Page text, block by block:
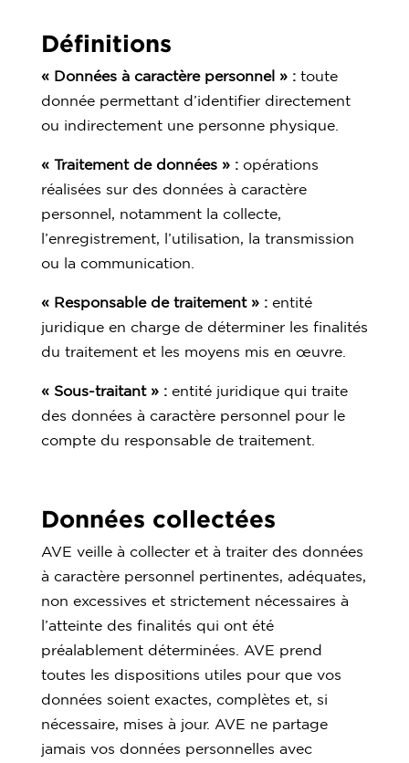
Définitions
« Données à caractère personnel » :toute
donnée permettant d’identifier directement
ou indirectement une personne physique.
« Traitement de données » :opérations
réalisées sur des données à caractère
personnel, notamment la collecte,
l’enregistrement, l’utilisation, la transmission
ou la communication.
« Responsable de traitement » :entité
juridique en charge de déterminer les finalités
du traitement et les moyens mis en œuvre.
« Sous-traitant » :entité juridique qui traite
des données à caractère personnel pour le
compte du responsable de traitement.
Données collectées
AVE veille à collecter et à traiter des données
à caractère personnel pertinentes, adéquates,
non excessives et strictement nécessaires à
l’atteinte des finalités qui ont été
préalablement déterminées. AVE prend
toutes les dispositions utiles pour que vos
données soient exactes, complètes et, si
nécessaire, mises à jour. AVE ne partage
jamais vos données personnelles avec